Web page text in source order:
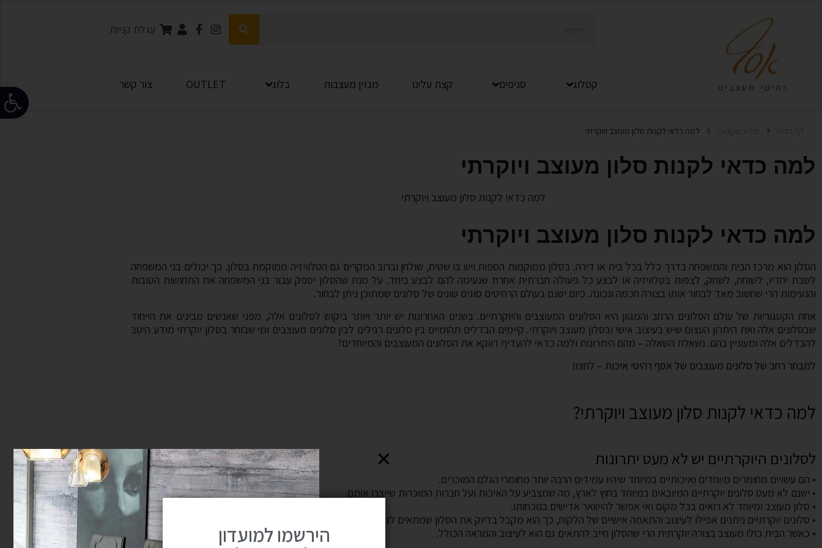
עגלת קניות
קטלוג סניפים קצת עלינו מגזין מעצבות בלוג OUTLET צור קשר
למה כדאי לקנות סלון מעוצב ויוקרתי
למה כדאי לקנות סלון מעוצב ויוקרתי
למה כדאי לקנות סלון מעוצב ויוקרתי
למה כדאי לקנות סלון מעוצב ויוקרתי
הסלון הוא מרכז הבית והמשפחה בדרך כלל בכל בית או דירה. בסלון ממוקמות הספות ויש בו שטיח, שולחן וברוב המקרים גם הטלוויזיה ממוקמת בסלון. כך יכולים בני המשפחה
לשבת יחדיו, לשוחח, לשחק, לצפות בטלוויזיה או לבצע כל פעולה חברתית אחרת שנעימה להם לבצע ביחד. על מנת שהסלון יספק עבור בני המשפחה את התחושות הטובות
והנעימות הרי שחשוב מאד לבחור אותו בצורה חכמה ונכונה. כיום ישנם בעולם הרהיטים סוגים שונים של סלונים שמתוכן ניתן לבחור.
אחת הקטגוריות של עולם הסלונים הרחב והמגוון היא הסלונים המעוצבים והיוקרתיים. בשנים האחרונות יש יותר ויותר ביקוש לסלונים אלה, מפני שאנשים מבינים את הייחוד
שבסלונים אלה ואת היתרון העצום שיש בעיצוב אישי ובסלון מעוצב ויוקרתי. קיימים הבדלים תהומיים בין סלונים רגילים לבין סלונים מעוצבים ומי שבוחר בסלון יוקרתי מודע היטב
להבדלים אלה ומעוניין בהם. נשאלת השאלה – מהם היתרונות ולמה כדאי להעדיף דווקא את הסלונים המעוצבים והמיוחדים?
למבחר רחב של סלונים מעוצבים של אסף רהיטי איכות – לחצו!
למה כדאי לקנות סלון מעוצב ויוקרתי?
לסלונים היוקרתיים יש לא מעט יתרונות
• הם עשויים מחומרים מיוחדים ואיכותיים במיוחד שיהיו עמידים הרבה יותר מחומרי הגלם המוכרים.
• ישנם לא מעט סלונים יוקרתיים המיובאים במיוחד בחוץ לארץ, מה שמצביע על האיכות ועל חברות המוכרות שייצרו אותם.
• סלון מעוצב ומיוחד לא רואים בכל מקום ואי אפשר להישאר אדישים בנוכחותו.
• סלונים יוקרתיים ניתנים אפילו לעיצוב והתאמה אישיים של הלקוח, כך הוא מקבל בדיוק את הסלון שמתאים לגמרי לדרישות והרצונות שלו.
• כאשר הבית כולו מעוצב בצורה יוקרתית הרי שהסלון חייב להתאים גם הוא לעיצוב והמראה הכולל.
הירשמו למועדון